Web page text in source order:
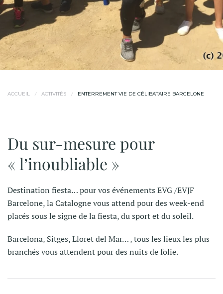
ACCUEIL ACTIVITÉS ENTERREMENT VIE DE CÉLIBATAIRE BARCELONE
Du sur-mesure pour
« l’inoubliable »
Destination fiesta… pour vos événements EVG /EVJF
Barcelone, la Catalogne vous attend pour des week-end
placés sous le signe de la fiesta, du sport et du soleil.
Barcelona, Sitges, Lloret del Mar… , tous les lieux les plus
branchés vous attendent pour des nuits de folie.